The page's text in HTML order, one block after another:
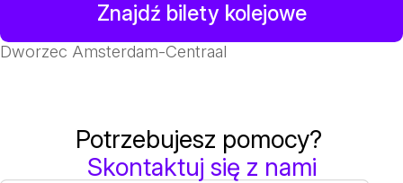
Znajdź bilety kolejowe
Dworzec Amsterdam-Centraal
Potrzebujesz pomocy?
Skontaktuj się z nami